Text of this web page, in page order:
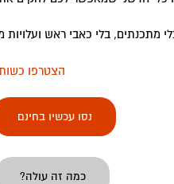
מתכנתים, בלי כאבי ראש
הצטרפו
נסו עכשיו בחינם
כמה זה עולה?